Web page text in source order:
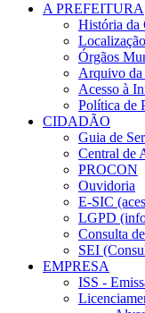
A PREFEITURA
História da
Órgãos
Arquivo da
Acesso à
Política de
CIDADÃO
Guia de
Central de
PROCON
Ouvidoria
E-SIC
LGPD
Consulta
SEI
EMPRESA
ISS -